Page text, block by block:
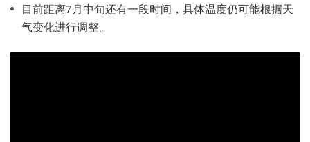
目前距离7月中旬还有一段时间，具体温度仍可能根据天
气变化进行调整。